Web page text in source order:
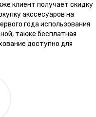
клиент получает скидку
акссесуаров на
года использования
также бесплатная
доступно для